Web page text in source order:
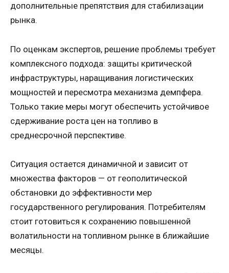
дополнительные препятствия для стабилизации
рынка.
По оценкам экспертов, решение проблемы требует
комплексного подхода: защиты критической
инфраструктуры, наращивания логистических
мощностей и пересмотра механизма демпфера.
Только такие меры могут обеспечить устойчивое
сдерживание роста цен на топливо в
среднесрочной перспективе.
Ситуация остается динамичной и зависит от
множества факторов — от геополитической
обстановки до эффективности мер
государственного регулирования. Потребителям
стоит готовиться к сохранению повышенной
волатильности на топливном рынке в ближайшие
месяцы.